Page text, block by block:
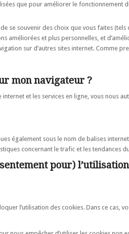
que pour améliorer le fonctionnement
se souvenir des choix que vous faites
améliorées et plus personnelles, et
sur d’autres sites internet. Comme
mon navigateur ?
et les services en ligne, vous nous
également sous le nom de balises
concernant le trafic et les tendances
pour)
l’utilisation des cookies. Dans ce cas,